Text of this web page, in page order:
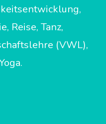
Reise, Tanz,
(VWL),